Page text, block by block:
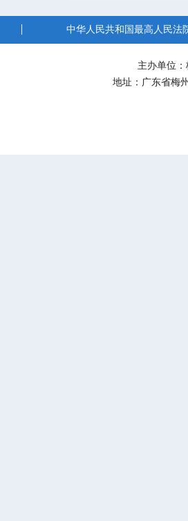
中华人民共和国最高人民法
主办单位
地址：广东省